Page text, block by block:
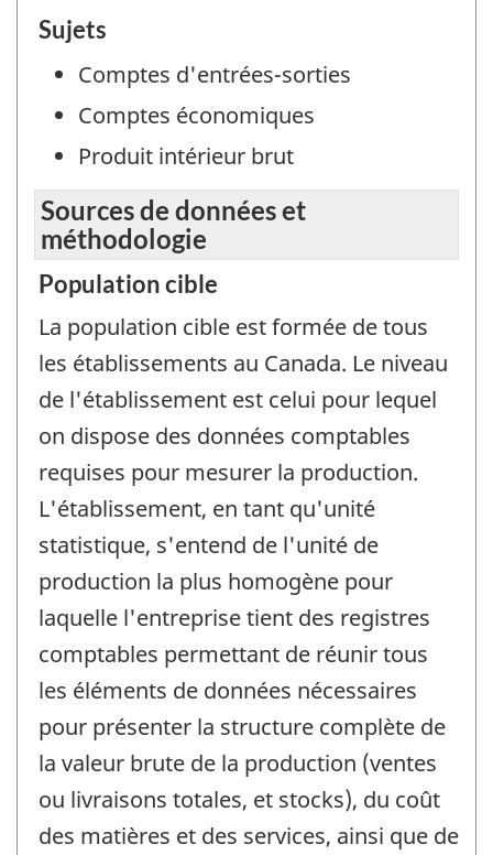
Sujets
Comptes d'entrées-sorties
Comptes économiques
Produit intérieur brut
Sources de données et
méthodologie
Population cible
La population cible est formée de tous
les établissements au Canada. Le niveau
de l'établissement est celui pour lequel
on dispose des données comptables
requises pour mesurer la production.
L'établissement, en tant qu'unité
statistique, s'entend de l'unité de
production la plus homogène pour
laquelle l'entreprise tient des registres
comptables permettant de réunir tous
les éléments de données nécessaires
pour présenter la structure complète de
la valeur brute de la production (ventes
ou livraisons totales, et stocks), du coût
des matières et des services, ainsi que de